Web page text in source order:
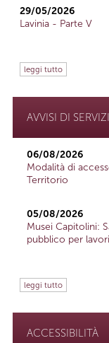
29/05/2026
Lavinia - Parte V
leggi tutto
AVVISI DI
06/08/2026
Modalità di
Territorio
05/08/2026
Musei Capitolini:
pubblico per lavori
leggi tutto
ACCESSIBILITÀ